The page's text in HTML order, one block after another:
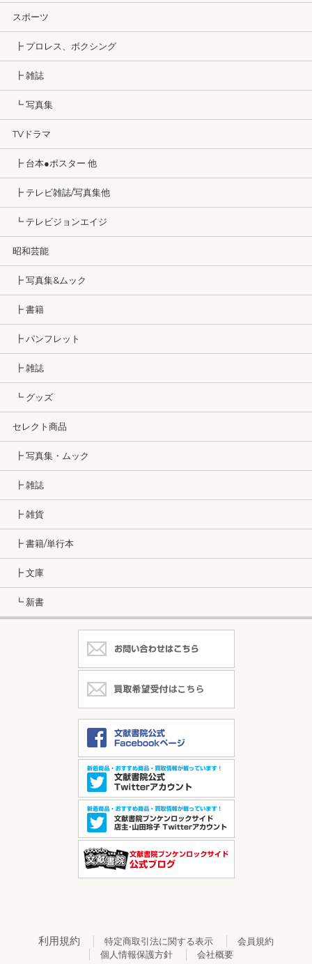
スポーツ
┣ プロレス、ボクシング
┣ 雑誌
┗ 写真集
TVドラマ
┣ 台本●ポスター 他
┣ テレビ雑誌/写真集他
┗ テレビジョンエイジ
昭和芸能
┣ 写真集&ムック
┣ 書籍
┣ パンフレット
┣ 雑誌
┗ グッズ
セレクト商品
┣ 写真集・ムック
┣ 雑誌
┣ 雑貨
┣ 書籍/単行本
┣ 文庫
┗ 新書
利用規約 特定商取引法に関する表示
会員規約
個人情報保護方針
会社概要